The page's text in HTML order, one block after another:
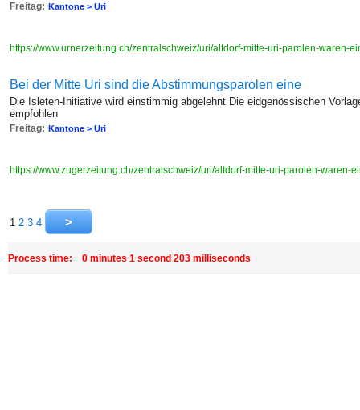
Freitag: Kantone > Uri
https://www.urnerzeitung.ch/zentralschweiz/uri/altdorf-mitte-uri-parolen-waren-
Bei der Mitte Uri sind die Abstimmungsparolen eine
Die Isleten-Initiative wird einstimmig abgelehnt Die eidgenössischen
empfohlen
Freitag: Kantone > Uri
https://www.zugerzeitung.ch/zentralschweiz/uri/altdorf-mitte-uri-parolen-waren-
1 2 3 4
Process time: 0 minutes 1 second 203 milliseconds